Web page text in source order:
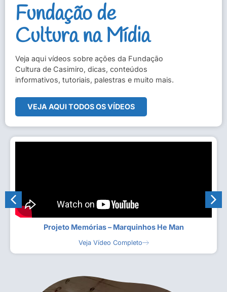
Fundação de
Cultura na Mídia
Veja aqui vídeos sobre ações da Fundação
Cultura de Casimiro, dicas, conteúdos
informativos, tutoriais, palestras e muito mais.
VEJA AQUI TODOS OS VÍDEOS
Projeto Memórias – Marquinhos He Man
Veja Vídeo Completo